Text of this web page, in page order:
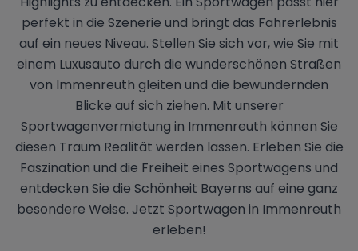
perfekt in die Szenerie und bringt das Fahrerlebnis
auf ein neues Niveau. Stellen Sie sich vor, wie Sie mit
einem Luxusauto durch die wunderschönen Straßen
von Immenreuth gleiten und die bewundernden
Blicke auf sich ziehen. Mit unserer
Sportwagenvermietung in Immenreuth können Sie
diesen Traum Realität werden lassen. Erleben Sie die
Faszination und die Freiheit eines Sportwagens und
entdecken Sie die Schönheit Bayerns auf eine ganz
besondere Weise. Jetzt Sportwagen in Immenreuth
erleben!